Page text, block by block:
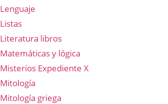
Lenguaje
Listas
Literatura libros
Matemáticas y lógica
Misterios Expediente X
Mitología
Mitología griega